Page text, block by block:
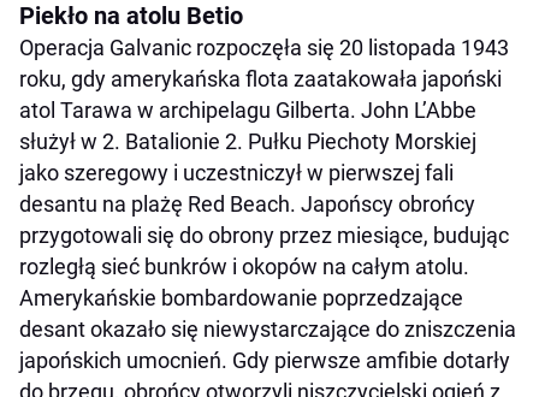
Piekło na atolu Betio
Operacja Galvanic rozpoczęła się 20 listopada 1943
roku, gdy amerykańska flota zaatakowała japoński
atol Tarawa w archipelagu Gilberta. John L’Abbe
służył w 2. Batalionie 2. Pułku Piechoty Morskiej
jako szeregowy i uczestniczył w pierwszej fali
desantu na plażę Red Beach. Japońscy obrońcy
przygotowali się do obrony przez miesiące, budując
rozległą sieć bunkrów i okopów na całym atolu.
Amerykańskie bombardowanie poprzedzające
desant okazało się niewystarczające do zniszczenia
japońskich umocnień. Gdy pierwsze amfibie dotarły
do brzegu, obrońcy otworzyli niszczycielski ogień z